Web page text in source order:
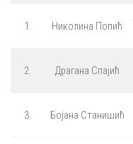
1. Николина Попић
2. Драгана Спајић
3. Бојана Станишић